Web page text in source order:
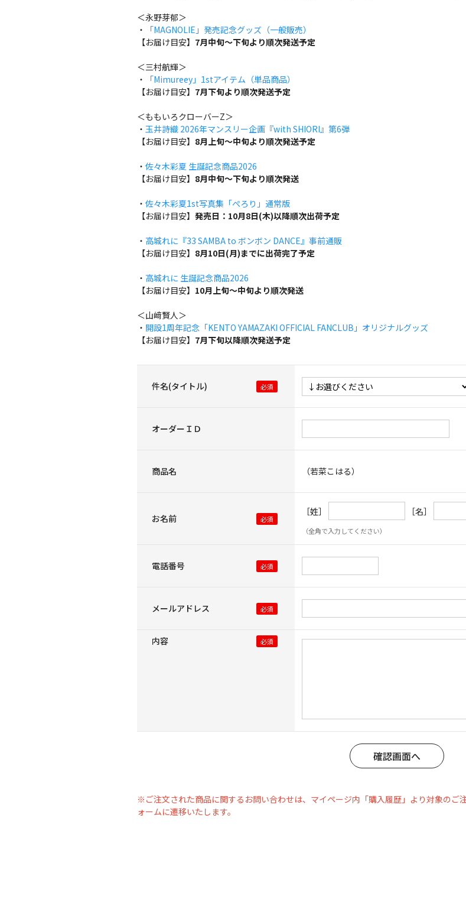
＜永野芽郁＞
・
「MAGNOLIE」発売記念グッズ（一般販売）
【お届け目安】 7月中旬～下旬より順次発送予定
＜三村航輝＞
・
「Mimureey」1stアイテム（単品商品）
【お届け目安】 7月下旬より順次発送予定
＜ももいろクローバーZ＞
・ 玉井詩織 2026年マンスリー企画『with SHIORI』第6弾
【お届け目安】 8月上旬～中旬より順次発送予定
・ 佐々木彩夏 生誕記念商品2026
【お届け目安】 8月中旬～下旬より順次発送
・ 佐々木彩夏1st写真集「ぺろり」通常版
【お届け目安】 発売日：10月8日(木)以降順次出荷予定
・ 高城れに『33 SAMBA to ボンボン DANCE』事前通販
【お届け目安】 8月10日(月)までに出荷完了予定
・ 高城れに 生誕記念商品2026
【お届け目安】 10月上旬～中旬より順次発送
＜山﨑賢人＞
・ 開設1周年記念「KENTO YAMAZAKI OFFICIAL FANCLUB」オリジナルグッズ
【お届け目安】 7月下旬以降順次発送予定
件名(タイトル)
オーダーＩＤ
商品名 （若菜こはる）
お名前
［姓］ ［名］
（全角で入力してください）
電話番号
メールアドレス
内容
※ご注文された商品に関するお問い合わせは、マイページ内「購入履歴」より対象のご
ォームに遷移いたします。